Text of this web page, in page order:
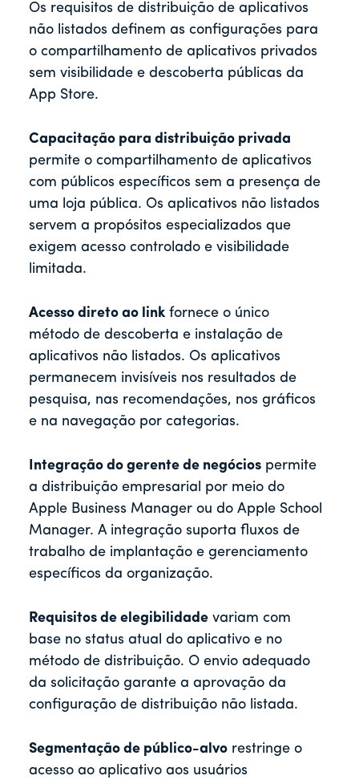
Os requisitos de distribuição de aplicativos
não listados definem as configurações para
o compartilhamento de aplicativos privados
sem visibilidade e descoberta públicas da
App Store.
Capacitação para distribuição privada
permite o compartilhamento de aplicativos
com públicos específicos sem a presença de
uma loja pública. Os aplicativos não listados
servem a propósitos especializados que
exigem acesso controlado e visibilidade
limitada.
Acesso direto ao linkfornece o único
método de descoberta e instalação de
aplicativos não listados. Os aplicativos
permanecem invisíveis nos resultados de
pesquisa, nas recomendações, nos gráficos
e na navegação por categorias.
Integração do gerente de negócios permite
a distribuição empresarial por meio do
Apple Business Manager ou do Apple School
Manager. A integração suporta fluxos de
trabalho de implantação e gerenciamento
específicos da organização.
Requisitos de elegibilidade variam com
base no status atual do aplicativo e no
método de distribuição. O envio adequado
da solicitação garante a aprovação da
configuração de distribuição não listada.
Segmentação de público-alvo restringe o
acesso ao aplicativo aos usuários